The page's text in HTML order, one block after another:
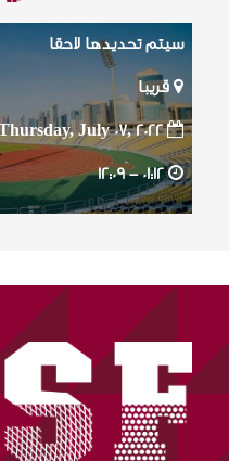
سيتم تحديدها لاحقا
قريبا
Thursday, July 07, 2022
01:12 -
12:09